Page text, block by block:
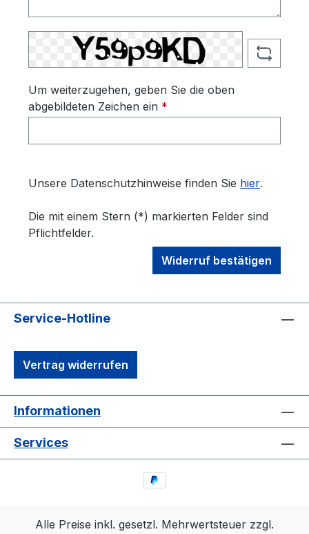
Um weiterzugehen, geben Sie die oben
abgebildeten Zeichen ein *
Unsere Datenschutzhinweise finden Sie hier.
Die mit einem Stern (*) markierten Felder sind
Pflichtfelder.
Widerruf bestätigen
Service-Hotline
Vertrag widerrufen
Informationen
Services
Alle Preise inkl. gesetzl. Mehrwertsteuer zzgl.